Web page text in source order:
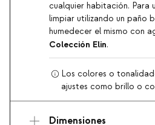
cualquier habitación.
limpiar utilizando un paño
humedecer el mismo con
Colección Elin.
Los colores o
ajustes como brillo o
Dimensiones